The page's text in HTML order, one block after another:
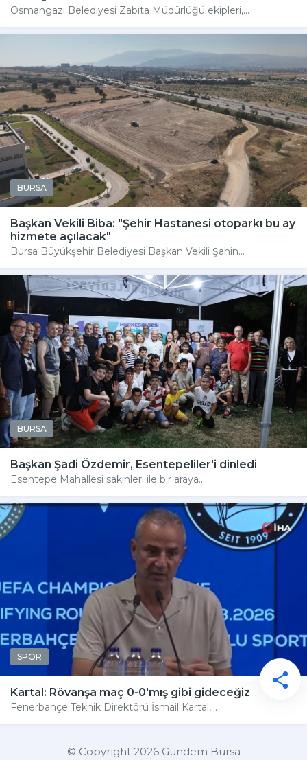
Osmangazi Belediyesi Zabıta Müdürlüğü ekipleri,...
BURSA
Başkan Vekili Biba: "Şehir Hastanesi otoparkı bu ay
hizmete açılacak"
Bursa Büyükşehir Belediyesi Başkan Vekili Şahin...
BURSA
Başkan Şadi Özdemir, Esentepeliler'i dinledi
Esentepe Mahallesi sakinleri ile bir araya...
SPOR
Kartal: Rövanşa maç 0-0'mış gibi gideceğiz
Fenerbahçe Teknik Direktörü İsmail Kartal,...
© Copyright 2026 Gündem Bursa